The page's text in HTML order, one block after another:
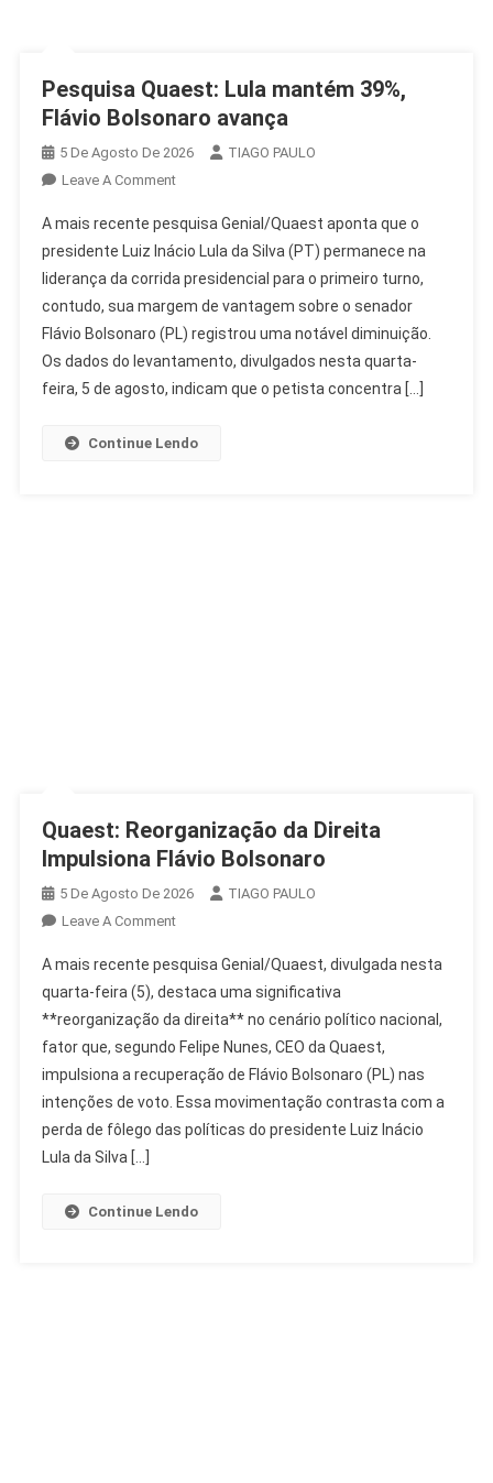
Pesquisa Quaest: Lula mantém 39%,
Flávio Bolsonaro avança
5 De Agosto De 2026
TIAGO PAULO
Leave A CommentOn
Quaest:
Lula
Mantém
39%,
Flávio
Bolsonaro
Avança
A mais recente pesquisa Genial/Quaest aponta que o
presidente Luiz Inácio Lula da Silva (PT) permanece na
liderança da corrida presidencial para o primeiro turno,
contudo, sua margem de vantagem sobre o senador
Flávio Bolsonaro (PL) registrou uma notável diminuição.
Os dados do levantamento, divulgados nesta quarta-
feira, 5 de agosto, indicam que o petista concentra […]
Continue Lendo
Quaest: Reorganização da Direita
Impulsiona Flávio Bolsonaro
5 De Agosto De 2026
TIAGO PAULO
Leave A CommentOn
Reorganização
Da
Direita
Impulsiona
Flávio
Bolsonaro
A mais recente pesquisa Genial/Quaest, divulgada nesta
quarta-feira (5), destaca uma significativa
**reorganização da direita** no cenário político nacional,
fator que, segundo Felipe Nunes, CEO da Quaest,
impulsiona a recuperação de Flávio Bolsonaro (PL) nas
intenções de voto. Essa movimentação contrasta com a
perda de fôlego das políticas do presidente Luiz Inácio
Lula da Silva […]
Continue Lendo